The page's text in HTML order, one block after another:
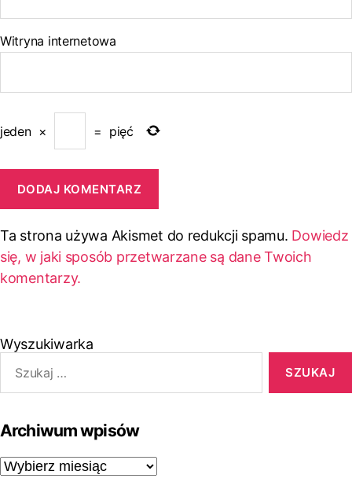
Witryna internetowa
jeden × = pięć
Ta strona używa Akismet do redukcji spamu. Dowiedz
się, w jaki sposób przetwarzane są dane Twoich
komentarzy.
Wyszukiwarka
Archiwum wpisów